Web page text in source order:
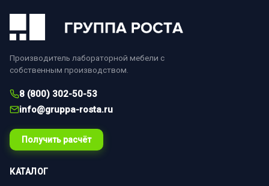
Производитель лабораторной мебели с
собственным производством.
8 (800) 302-50-53
info@gruppa-rosta.ru
Получить расчёт
КАТАЛОГ